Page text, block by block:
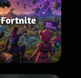
Fortnite